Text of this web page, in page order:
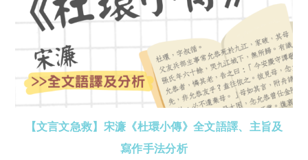
【文言文急救】宋濂《杜環小傳》全文語譯、主旨及
寫作手法分析